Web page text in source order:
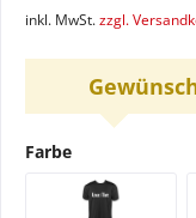
inkl. MwSt.zzgl.
Farbe